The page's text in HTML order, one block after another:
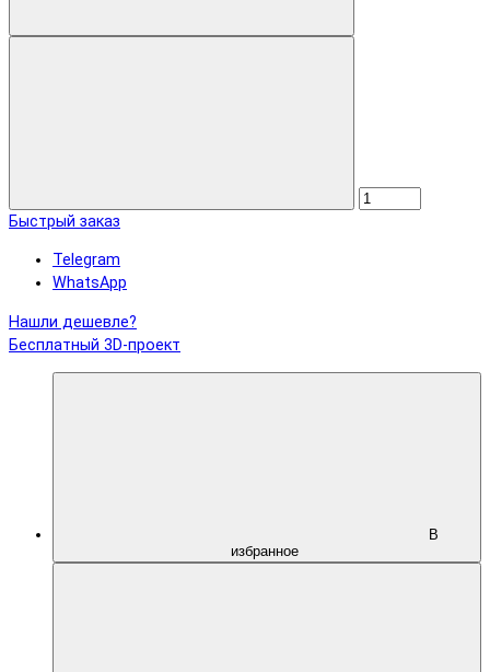
Быстрый заказ
Telegram
WhatsApp
Нашли дешевле?
Бесплатный 3D-проект
В
избранное